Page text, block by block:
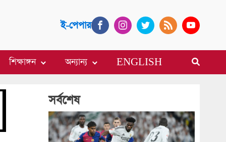
ই-পেপার
শিক্ষাঙ্গন অন্যান্য ENGLISH
সর্বশেষ